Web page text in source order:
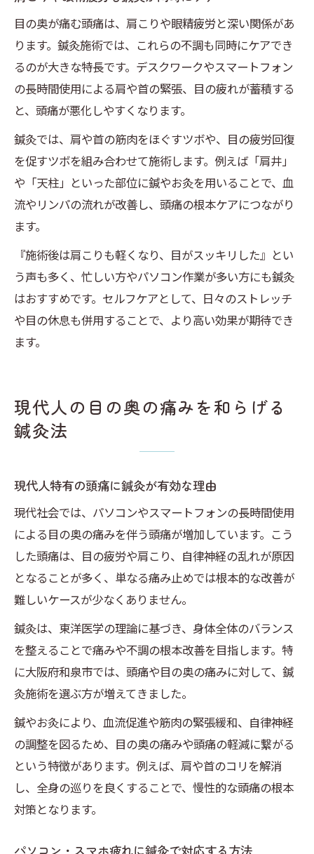
目の奥が痛む頭痛は、肩こりや眼精疲労と深い関係があ
ります。鍼灸施術では、これらの不調も同時にケアでき
るのが大きな特長です。デスクワークやスマートフォン
の長時間使用による肩や首の緊張、目の疲れが蓄積する
と、頭痛が悪化しやすくなります。
鍼灸では、肩や首の筋肉をほぐすツボや、目の疲労回復
を促すツボを組み合わせて施術します。例えば「肩井」
や「天柱」といった部位に鍼やお灸を用いることで、血
流やリンパの流れが改善し、頭痛の根本ケアにつながり
ます。
『施術後は肩こりも軽くなり、目がスッキリした』とい
う声も多く、忙しい方やパソコン作業が多い方にも鍼灸
はおすすめです。セルフケアとして、日々のストレッチ
や目の休息も併用することで、より高い効果が期待でき
ます。
現代人の目の奥の痛みを和らげる
鍼灸法
現代人特有の頭痛に鍼灸が有効な理由
現代社会では、パソコンやスマートフォンの長時間使用
による目の奥の痛みを伴う頭痛が増加しています。こう
した頭痛は、目の疲労や肩こり、自律神経の乱れが原因
となることが多く、単なる痛み止めでは根本的な改善が
難しいケースが少なくありません。
鍼灸は、東洋医学の理論に基づき、身体全体のバランス
を整えることで痛みや不調の根本改善を目指します。特
に大阪府和泉市では、頭痛や目の奥の痛みに対して、鍼
灸施術を選ぶ方が増えてきました。
鍼やお灸により、血流促進や筋肉の緊張緩和、自律神経
の調整を図るため、目の奥の痛みや頭痛の軽減に繋がる
という特徴があります。例えば、肩や首のコリを解消
し、全身の巡りを良くすることで、慢性的な頭痛の根本
対策となります。
パソコン・スマホ疲れに鍼灸で対応する方法